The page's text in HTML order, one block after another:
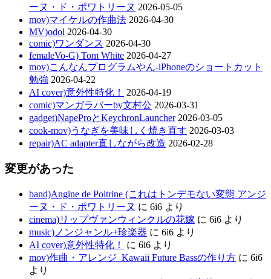
ーヌ・ド・ポワトリーヌ 2026-05-05
mov)マイケルの作曲法 2026-04-30
MV)odol 2026-04-30
comic)ワンダンス 2026-04-30
femaleVo-G) Tom White 2026-04-27
mov)こんなんプログラムやん-iPhoneのショートカット
勉強 2026-04-22
AI cover)意外性特化！
2026-04-19
comic)マンガラバーby文村公 2026-03-31
gadget)NapeProとKeychronLauncher 2026-03-05
cook-mov)うなぎを美味しく焼き直す 2026-03-03
repair)AC adapter直しながら改造 2026-02-28
変更があった
band)Angine de Poitrine (これはトンデモない変態 アンジ
ーヌ・ド・ポワトリーヌ に 6i6 より
cinema)リップヴァンウィンクルの花嫁 に 6i6 より
music)ノンジャンル+珍楽器 に 6i6 より
AI cover)意外性特化！
に 6i6 より
mov)作曲・アレンジ_Kawaii Future Bassの作り方 に 6i6
より